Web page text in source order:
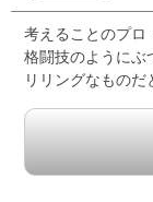
考えることのプロ
格闘技のようにぶ
リリングなものだ